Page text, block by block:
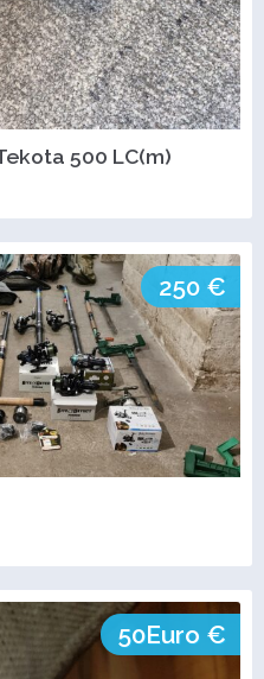
500 LC(m)
250 €
50Euro €